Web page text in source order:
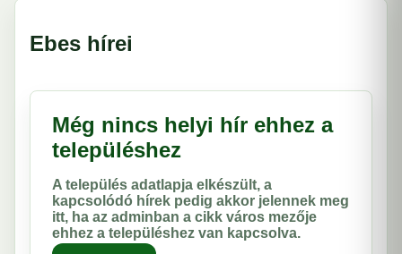
Ebes hírei
Még nincs helyi hír ehhez a
településhez
A település adatlapja elkészült, a
kapcsolódó hírek pedig akkor jelennek meg
itt, ha az adminban a cikk város mezője
ehhez a településhez van kapcsolva.